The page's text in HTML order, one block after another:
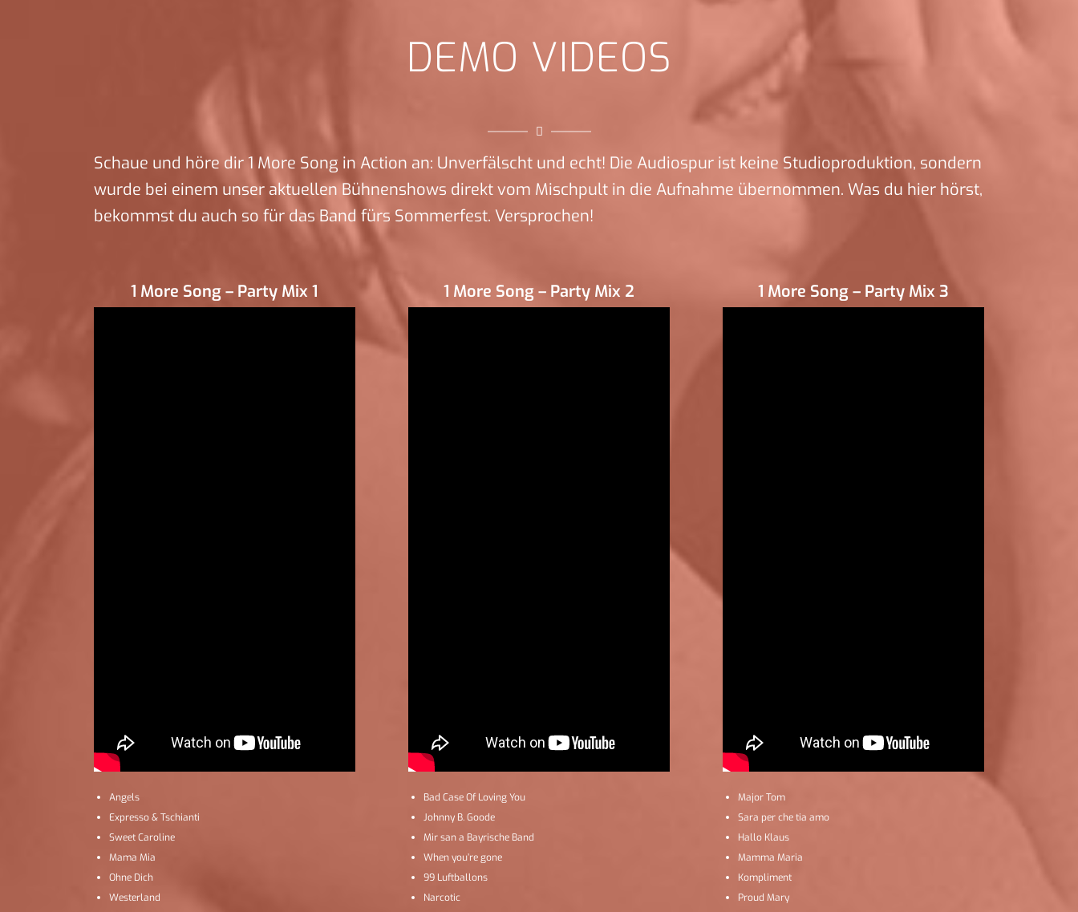
DEMO VIDEOS
Schaue und höre dir 1 More Song in Action an: Unverfälscht und echt! Die Audiospur ist keine Studioproduktion, sondern
wurde bei einem unser aktuellen Bühnenshows direkt vom Mischpult in die Aufnahme übernommen. Was du hier hörst,
bekommst du auch so für das Band fürs Sommerfest. Versprochen!
1 More Song – Party Mix 1
Angels
Expresso & Tschianti
Sweet Caroline
Mama Mia
Ohne Dich
Westerland
1 More Song – Party Mix 2
Bad Case Of Loving You
Johnny B. Goode
Mir san a Bayrische Band
When you’re gone
99 Luftballons
Narcotic
1 More Song – Party Mix 3
Major Tom
Sara per che tia amo
Hallo Klaus
Mamma Maria
Kompliment
Proud Mary